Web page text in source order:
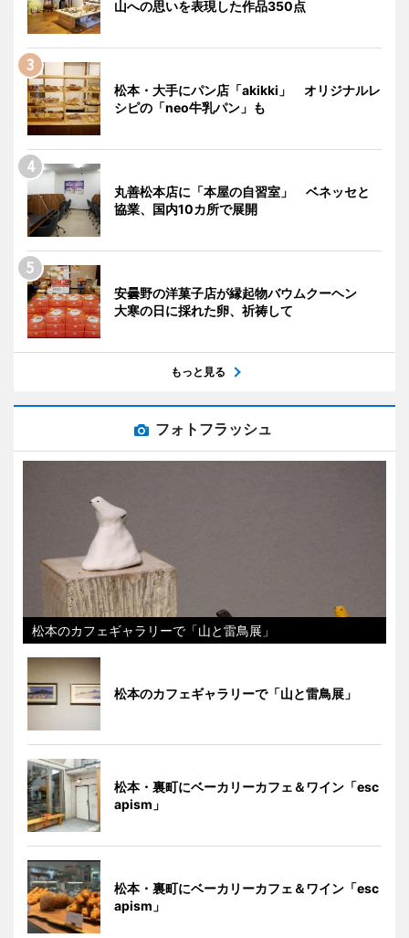
山への思いを表現した作品350点
松本・大手にパン店「akikki」 オリジナルレ
シピの「neo牛乳パン」も
丸善松本店に「本屋の自習室」 ベネッセと
協業、国内10カ所で展開
安曇野の洋菓子店が縁起物バウムクーヘン
大寒の日に採れた卵、祈祷して
もっと見る
フォトフラッシュ
松本のカフェギャラリーで「山と雷鳥展」
松本のカフェギャラリーで「山と雷鳥展」
松本・裏町にベーカリーカフェ＆ワイン「esc
apism」
松本・裏町にベーカリーカフェ＆ワイン「esc
apism」